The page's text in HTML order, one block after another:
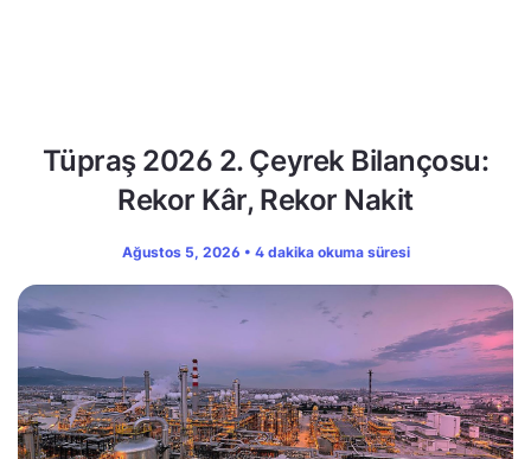
Tüpraş 2026 2. Çeyrek Bilançosu:
Rekor Kâr, Rekor Nakit
Ağustos 5, 2026 • 4 dakika okuma süresi